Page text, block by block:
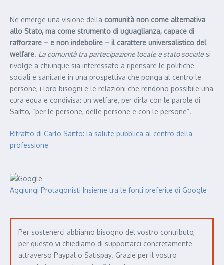
Ne emerge una visione della comunità non come alternativa
allo Stato, ma come strumento di uguaglianza, capace di
rafforzare – e non indebolire – il carattere universalistico del
welfare. La comunità tra partecipazione locale e stato sociale si
rivolge a chiunque sia interessato a ripensare le politiche
sociali e sanitarie in una prospettiva che ponga al centro le
persone, i loro bisogni e le relazioni che rendono possibile una
cura equa e condivisa: un welfare, per dirla con le parole di
Saitto, “per le persone, delle persone e con le persone”.
Ritratto di Carlo Saitto: la salute pubblica al centro della
professione
Aggiungi Protagonisti Insieme tra le fonti preferite di Google
Per sostenerci abbiamo bisogno del vostro contributo,
per questo vi chiediamo di supportarci concretamente
attraverso Paypal o Satispay. Grazie per il vostro